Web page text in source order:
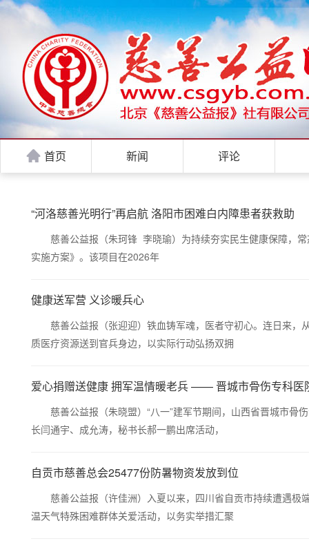
首页 新闻 评论
“河洛慈善光明行”再启航 洛阳市困难白内障患者获救助
慈善公益报（朱珂锋 李晓瑜）为持续夯实民生健康保障，常
实施方案》。该项目在2026年
健康送军营 义诊暖兵心
慈善公益报（张迎迎）铁血铸军魂，医者守初心。连日来，
质医疗资源送到官兵身边，以实际行动弘扬双拥
爱心捐赠送健康 拥军温情暖老兵 —— 晋城市骨伤专科医
慈善公益报（朱晓盟）“八一”建军节期间，山西省晋城市骨
长闫通宇、成允涛，秘书长郝一鹏出席活动，
自贡市慈善总会25477份防暑物资发放到位
慈善公益报（许佳洲）入夏以来，四川省自贡市持续遭遇极
温天气特殊困难群体关爱活动，以务实举措汇聚